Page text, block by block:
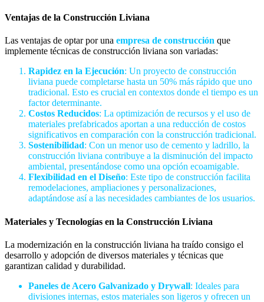
Ventajas de la Construcción Liviana
Las ventajas de optar por una empresa de construcción que
implemente técnicas de construcción liviana son variadas:
Rapidez en la Ejecución: Un proyecto de construcción
liviana puede completarse hasta un 50% más rápido que uno
tradicional. Esto es crucial en contextos donde el tiempo es un
factor determinante.
Costos Reducidos: La optimización de recursos y el uso de
materiales prefabricados aportan a una reducción de costos
significativos en comparación con la construcción tradicional.
Sostenibilidad: Con un menor uso de cemento y ladrillo, la
construcción liviana contribuye a la disminución del impacto
ambiental, presentándose como una opción ecoamigable.
Flexibilidad en el Diseño: Este tipo de construcción facilita
remodelaciones, ampliaciones y personalizaciones,
adaptándose así a las necesidades cambiantes de los usuarios.
Materiales y Tecnologías en la Construcción Liviana
La modernización en la construcción liviana ha traído consigo el
desarrollo y adopción de diversos materiales y técnicas que
garantizan calidad y durabilidad.
Paneles de Acero Galvanizado y Drywall: Ideales para
divisiones internas, estos materiales son ligeros y ofrecen un